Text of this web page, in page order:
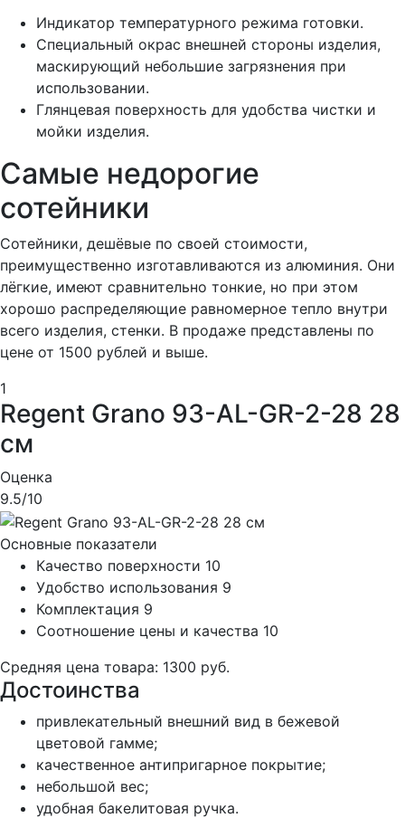
Индикатор температурного режима готовки.
Специальный окрас внешней стороны изделия,
маскирующий небольшие загрязнения при
использовании.
Глянцевая поверхность для удобства чистки и
мойки изделия.
Самые недорогие
сотейники
Сотейники, дешёвые по своей стоимости,
преимущественно изготавливаются из алюминия. Они
лёгкие, имеют сравнительно тонкие, но при этом
хорошо распределяющие равномерное тепло внутри
всего изделия, стенки. В продаже представлены по
цене от 1500 рублей и выше.
1
Regent Grano 93-AL-GR-2-28 28
см
Оценка
9.5/10
Основные показатели
Качество поверхности 10
Удобство использования 9
Комплектация 9
Соотношение цены и качества 10
Средняя цена товара: 1300 руб.
Достоинства
привлекательный внешний вид в бежевой
цветовой гамме;
качественное антипригарное покрытие;
небольшой вес;
удобная бакелитовая ручка.